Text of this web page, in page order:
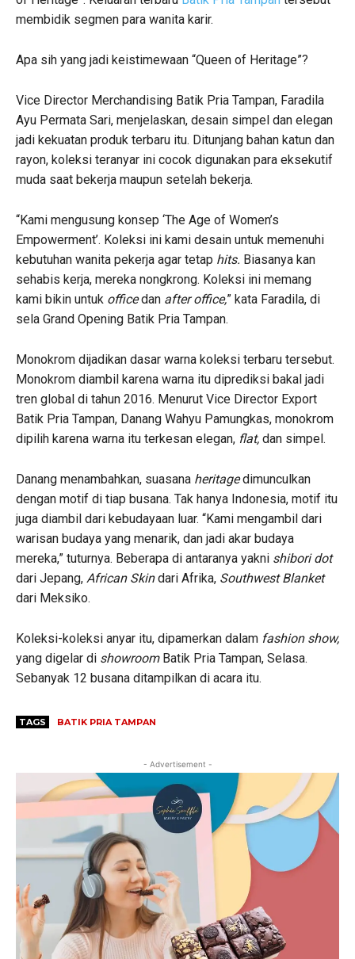
membidik segmen para wanita karir.
Apa sih yang jadi keistimewaan “Queen of Heritage”?
Vice Director Merchandising Batik Pria Tampan, Faradila
Ayu Permata Sari, menjelaskan, desain simpel dan elegan
jadi kekuatan produk terbaru itu. Ditunjang bahan katun dan
rayon, koleksi teranyar ini cocok digunakan para eksekutif
muda saat bekerja maupun setelah bekerja.
“Kami mengusung konsep ‘The Age of Women’s
Empowerment’. Koleksi ini kami desain untuk memenuhi
kebutuhan wanita pekerja agar tetap hits. Biasanya kan
sehabis kerja, mereka nongkrong. Koleksi ini memang
kami bikin untuk officedan after office,” kata Faradila, di
sela Grand Opening Batik Pria Tampan.
Monokrom dijadikan dasar warna koleksi terbaru tersebut.
Monokrom diambil karena warna itu diprediksi bakal jadi
tren global di tahun 2016. Menurut Vice Director Export
Batik Pria Tampan, Danang Wahyu Pamungkas, monokrom
dipilih karena warna itu terkesan elegan, flat, dan simpel.
Danang menambahkan, suasana heritagedimunculkan
dengan motif di tiap busana. Tak hanya Indonesia, motif itu
juga diambil dari kebudayaan luar. “Kami mengambil dari
warisan budaya yang menarik, dan jadi akar budaya
mereka,” tuturnya. Beberapa di antaranya yakni shibori dot
dari Jepang, African Skindari Afrika, Southwest Blanket
dari Meksiko.
Koleksi-koleksi anyar itu, dipamerkan dalam fashion show,
yang digelar di showroomBatik Pria Tampan, Selasa.
Sebanyak 12 busana ditampilkan di acara itu.
TAGS BATIK PRIA TAMPAN
- Advertisement -